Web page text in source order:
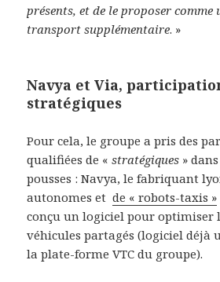
présents, et de le proposer comme
transport supplémentaire. »
Navya et Via,
stratégiques
Pour cela, le groupe a pris des
qualifiées de « stratégiques »
pousses : Navya, le fabriquant
autonomes etde « robots-taxis »
conçu un logiciel pour optimiser
véhicules partagés (logiciel déjà
la plate-forme VTC du groupe).